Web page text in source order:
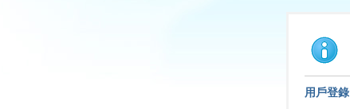
用戶登錄